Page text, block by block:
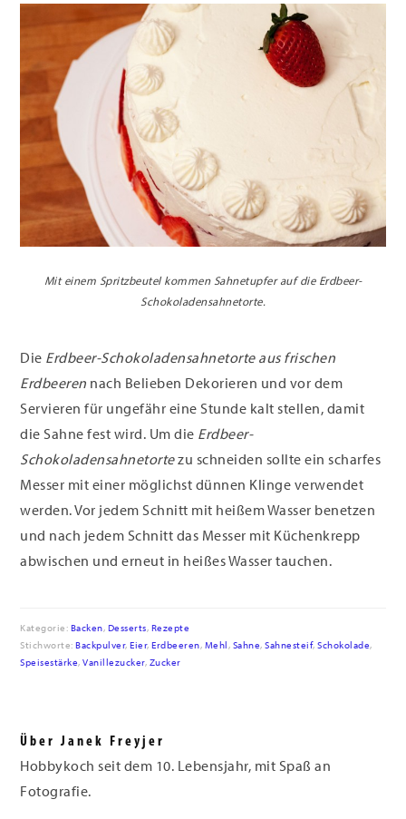
Mit einem Spritzbeutel kommen Sahnetupfer auf die Erdbeer-
Schokoladensahnetorte.
Die Erdbeer-Schokoladensahnetorte aus frischen
Erdbeeren nach Belieben Dekorieren und vor dem
Servieren für ungefähr eine Stunde kalt stellen, damit
die Sahne fest wird. Um die Erdbeer-
Schokoladensahnetortezu schneiden sollte ein scharfes
Messer mit einer möglichst dünnen Klinge verwendet
werden. Vor jedem Schnitt mit heißem Wasser benetzen
und nach jedem Schnitt das Messer mit Küchenkrepp
abwischen und erneut in heißes Wasser tauchen.
Kategorie: Backen, Desserts, Rezepte
Stichworte:Backpulver,Eier,Erdbeeren, Mehl , Sahne,Sahnesteif,Schokolade,
Speisestärke,Vanillezucker, Zucker
ÜberJanek Freyjer
Hobbykoch seit dem 10. Lebensjahr, mit Spaß an
Fotografie.